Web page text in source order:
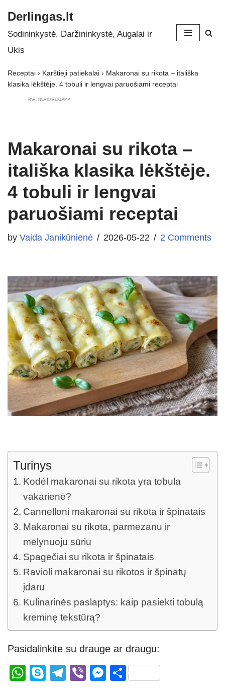
Skip
to
Derlingas.lt
Sodininkystė, Daržininkystė, Augalai ir
Ūkis
Receptai › Karštieji patiekalai › Makaronai su rikota – itališka
klasika lėkštėje. 4 tobuli ir lengvai paruošiami receptai
PARTNERIO REKLAMA
Makaronai su rikota –
itališka klasika lėkštėje.
4 tobuli ir lengvai
paruošiami receptai
by Vaida Janikūnienė 2026-05-22 2 Comments
Turinys
Kodėl makaronai su rikota yra tobula
vakarienė?
Cannelloni makaronai su rikota ir špinatais
Makaronai su rikota, parmezanu ir
mėlynuoju sūriu
Spagečiai su rikota ir špinatais
Ravioli makaronai su rikotos ir špinatų
įdaru
Kulinarinės paslaptys: kaip pasiekti tobulą
kreminę tekstūrą?
Pasidalinkite su drauge ar draugu:
W
S
T
Vi
M S